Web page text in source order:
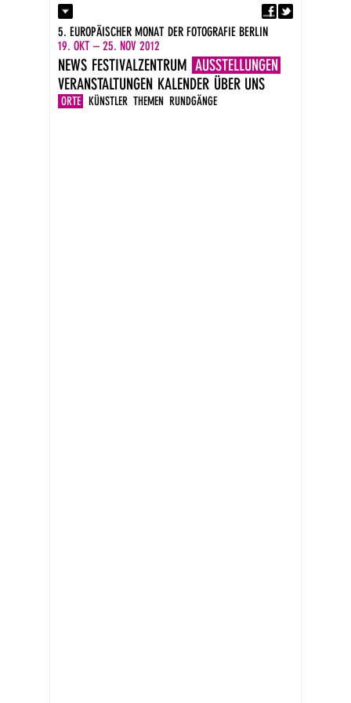
Kontakt
Presse
Impressum
DE
EN
5. EUROPÄISCHER MONAT DER FOTOGRAFIE BERLIN
19. OKT – 25. NOV 2012
NEWS FESTIVALZENTRUM AUSSTELLUNGEN
ORTE KÜNSTLER THEMEN RUNDGÄNGE
VERANSTALTUNGEN KALENDER ÜBER UNS